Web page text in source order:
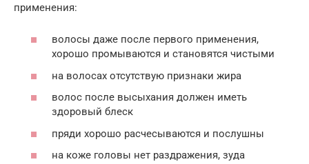
применения:
волосы даже после первого применения,
хорошо промываются и становятся чистыми
на волосах отсутствую признаки жира
волос после высыхания должен иметь
здоровый блеск
пряди хорошо расчесываются и послушны
на коже головы нет раздражения, зуда